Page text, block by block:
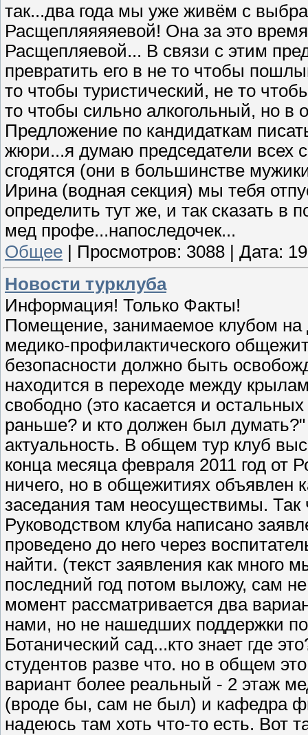
так...два года мы уже живём с
Расщепляяяяевой! Она за это
Расщепляевой... В связи с этим
превратить его в не то чтобы
то чтобы туристический, не то
то чтобы сильно алкогольный, но
Предложение по кандидаткам
жюри...я думаю председатели всех
сгодятся (они в большинстве
Ирина (водная секция) мы тебя
определить тут же, и так сказать в
мед профе...напоследочек...
Общее | Просмотров: 3088 | Дата:
Новости турклуба
Информация! Только Факты!
Помещение, занимаемое клубом
медико-профилактического
безопасности должно быть
находится в переходе между
свободно (это касается и
раньше? и кто должен был
актуальность. В общем тур клуб
конца месяца февраля 2011 год от
ничего, но в общежитиях объявлен
заседания там неосуществимы.
Руководством клуба написано
проведено до него через
найти. (текст заявления как много
последний год потом выложу, сам
момент рассматривается два
нами, но не нашедших поддержки
Ботанический сад...кто знает где
студентов разве что. но в общем
вариант более реальный - 2 этаж
(вроде бы, сам не был) и кафедра
надеюсь там хоть что-то есть. Вот